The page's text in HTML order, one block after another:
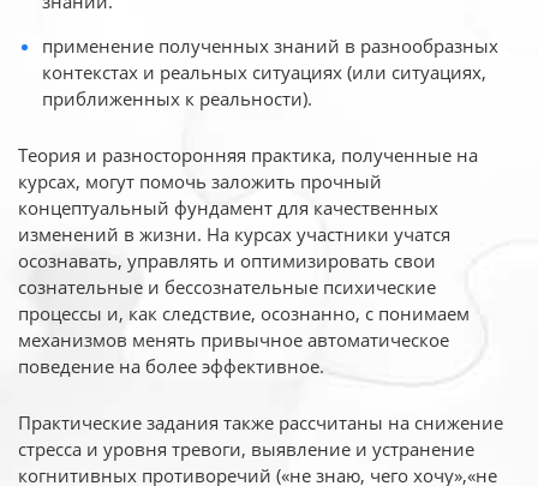
применение полученных знаний в разнообразных
контекстах и реальных ситуациях (или ситуациях,
приближенных к реальности).
Теория и разносторонняя практика, полученные на
курсах, могут помочь заложить прочный
концептуальный фундамент для качественных
изменений в жизни. На курсах участники учатся
осознавать, управлять и оптимизировать свои
сознательные и бессознательные психические
процессы и, как следствие, осознанно, с понимаем
механизмов менять привычное автоматическое
поведение на более эффективное.
Практические задания также рассчитаны на снижение
стресса и уровня тревоги, выявление и устранение
когнитивных противоречий («не знаю, чего хочу»,«не